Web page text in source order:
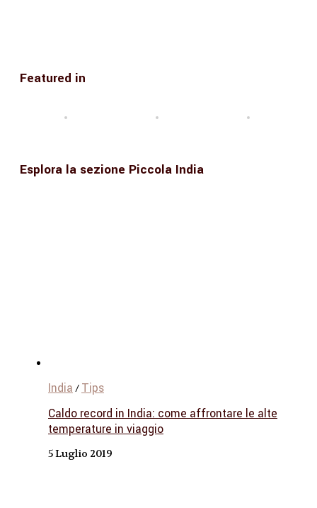
Featured in
Esplora la sezione Piccola India
India / Tips
Caldo record in India: come affrontare le alte
temperature in viaggio
5 Luglio 2019